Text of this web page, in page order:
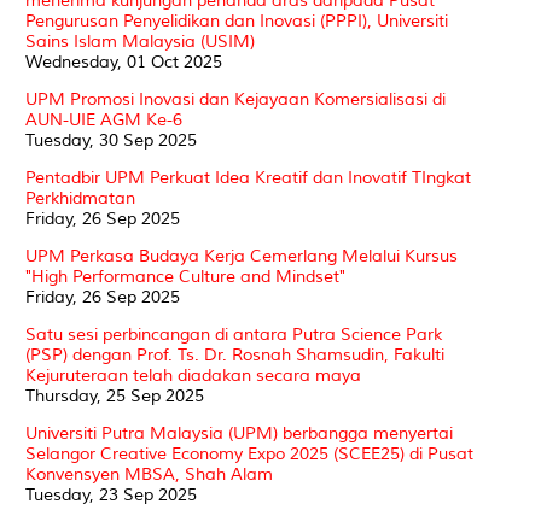
Pengurusan Penyelidikan dan Inovasi (PPPI), Universiti
Sains Islam Malaysia (USIM)
Wednesday, 01 Oct 2025
UPM Promosi Inovasi dan Kejayaan Komersialisasi di
AUN-UIE AGM Ke-6
Tuesday, 30 Sep 2025
Pentadbir UPM Perkuat Idea Kreatif dan Inovatif TIngkat
Perkhidmatan
Friday, 26 Sep 2025
UPM Perkasa Budaya Kerja Cemerlang Melalui Kursus
"High Performance Culture and Mindset"
Friday, 26 Sep 2025
Satu sesi perbincangan di antara Putra Science Park
(PSP) dengan Prof. Ts. Dr. Rosnah Shamsudin, Fakulti
Kejuruteraan telah diadakan secara maya
Thursday, 25 Sep 2025
Universiti Putra Malaysia (UPM) berbangga menyertai
Selangor Creative Economy Expo 2025 (SCEE25) di Pusat
Konvensyen MBSA, Shah Alam
Tuesday, 23 Sep 2025